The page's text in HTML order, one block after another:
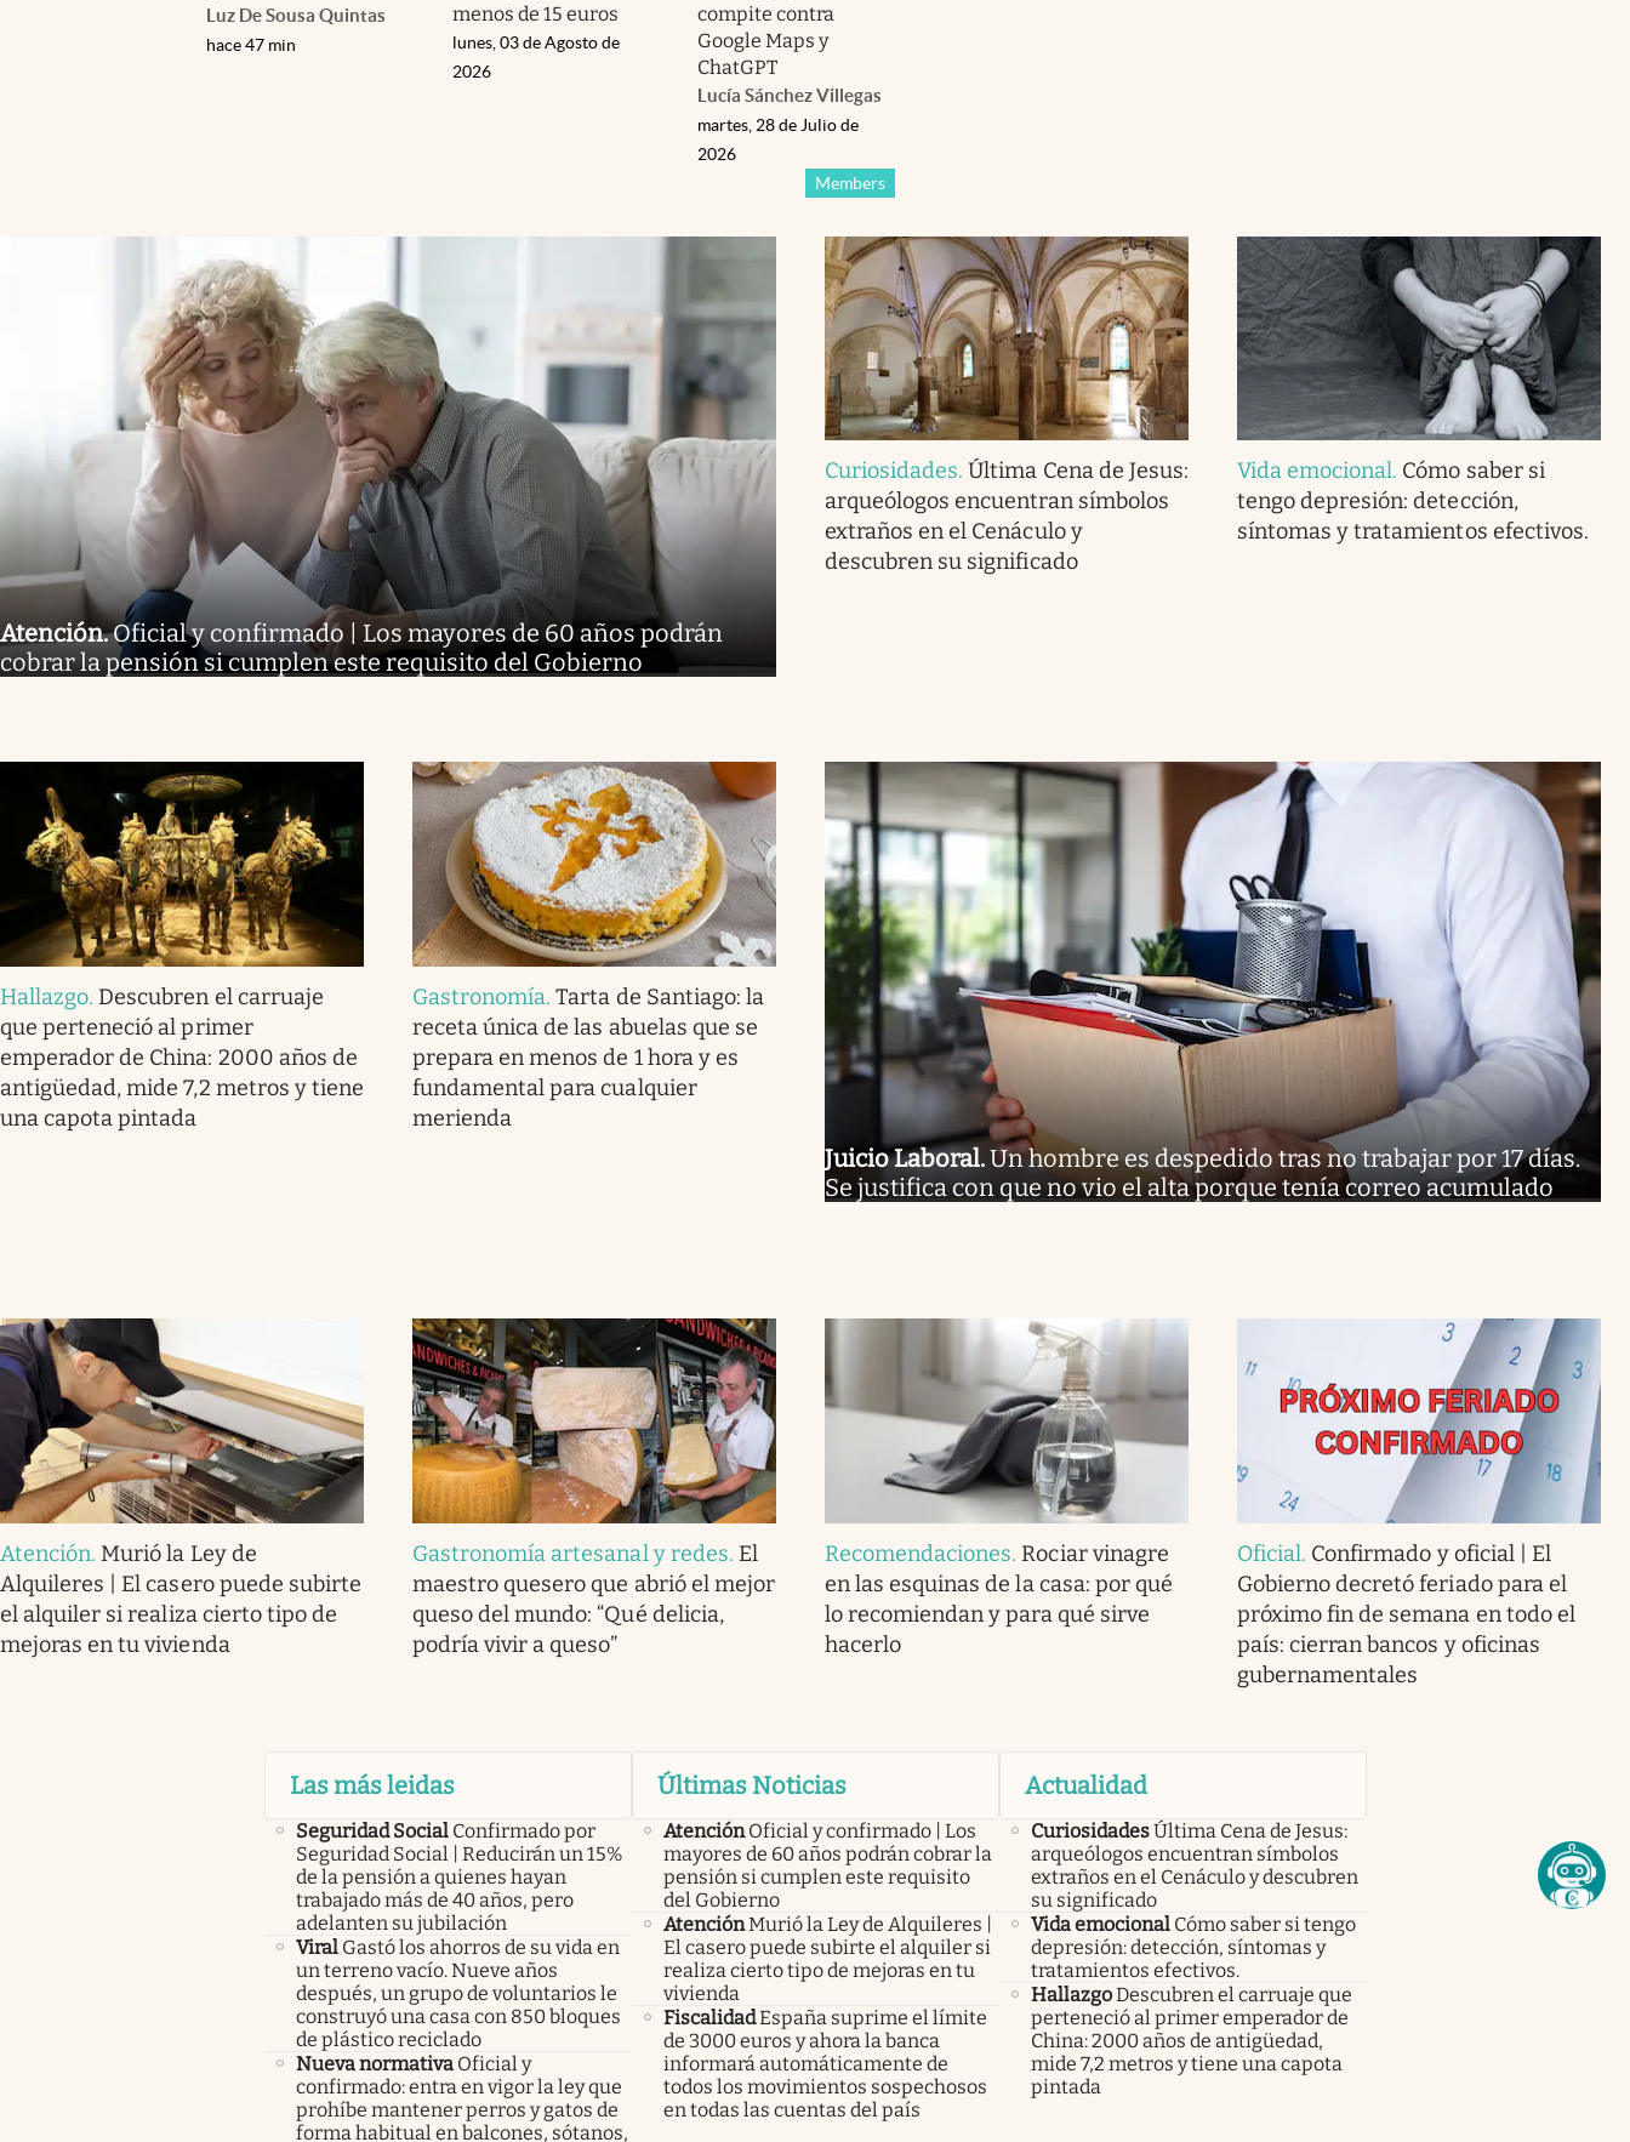
Luz De Sousa Quintas
hace 47 min
menos de 15 euros
lunes, 03 de Agosto de
2026
compite contra
Google Maps y
ChatGPT
Lucía Sánchez Villegas
Members
martes, 28 de Julio de
2026
Atención.Oficial y confirmado | Los mayores de 60 años podrán
cobrar la pensión si cumplen este requisito del Gobierno
Curiosidades.Última Cena de Jesus:
arqueólogos encuentran símbolos
extraños en el Cenáculo y
descubren su significado
Vida emocional. Cómo saber si
tengo depresión: detección,
síntomas y tratamientos efectivos.
Hallazgo. Descubren el carruaje
que perteneció al primer
emperador de China: 2000 años de
antigüedad, mide 7,2 metros y tiene
una capota pintada
Gastronomía.Tarta de Santiago: la
receta única de las abuelas que se
prepara en menos de 1 hora y es
fundamental para cualquier
merienda
Juicio Laboral.Un hombre es despedido tras no trabajar por 17 días.
Se justifica con que no vio el alta porque tenía correo acumulado
Atención. Murió la Ley de
Alquileres | El casero puede subirte
el alquiler si realiza cierto tipo de
mejoras en tu vivienda
Gastronomía artesanal y redes. El
maestro quesero que abrió el mejor
queso del mundo: “Qué delicia,
podría vivir a queso”
Recomendaciones. Rociar vinagre
en las esquinas de la casa: por qué
lo recomiendan y para qué sirve
hacerlo
Oficial. Confirmado y oficial | El
Gobierno decretó feriado para el
próximo fin de semana en todo el
país: cierran bancos y oficinas
gubernamentales
Las más leidas
Seguridad Social Confirmado por
Seguridad Social | Reducirán un 15%
de la pensión a quienes hayan
trabajado más de 40 años, pero
adelanten su jubilación
Viral Gastó los ahorros de su vida en
un terreno vacío. Nueve años
después, un grupo de voluntarios le
construyó una casa con 850 bloques
de plástico reciclado
Nueva normativa Oficial y
confirmado: entra en vigor la ley que
prohíbe mantener perros y gatos de
forma habitual en balcones, sótanos,
Últimas Noticias
Atención Oficial y confirmado | Los
mayores de 60 años podrán cobrar la
pensión si cumplen este requisito
del Gobierno
AtenciónMurió la Ley de Alquileres |
El casero puede subirte el alquiler si
realiza cierto tipo de mejoras en tu
vivienda
FiscalidadEspaña suprime el límite
de 3000 euros y ahora la banca
informará automáticamente de
todos los movimientos sospechosos
en todas las cuentas del país
Actualidad
CuriosidadesÚltima Cena de Jesus:
arqueólogos encuentran símbolos
extraños en el Cenáculo y descubren
su significado
Vida emocional Cómo saber si tengo
depresión: detección, síntomas y
tratamientos efectivos.
HallazgoDescubren el carruaje que
perteneció al primer emperador de
China: 2000 años de antigüedad,
mide 7,2 metros y tiene una capota
pintada